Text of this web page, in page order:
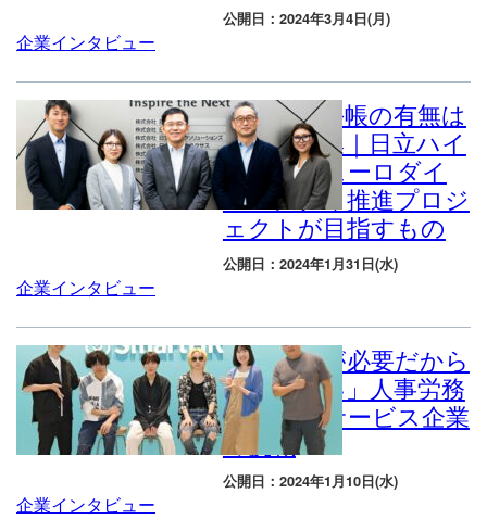
公開日：2024年3月4日(月)
企業インタビュー
障がい者手帳の有無は
問わず募集｜日立ハイ
テクのニューロダイ
バーシティ推進プロジ
ェクトが目指すもの
公開日：2024年1月31日(水)
企業インタビュー
「あなたが必要だから
採用したい」人事労務
クラウドサービス企業
の挑戦
公開日：2024年1月10日(水)
企業インタビュー